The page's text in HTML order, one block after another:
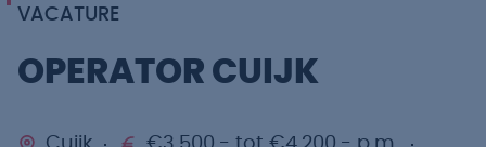
VACATURE
OPERATOR CUIJK